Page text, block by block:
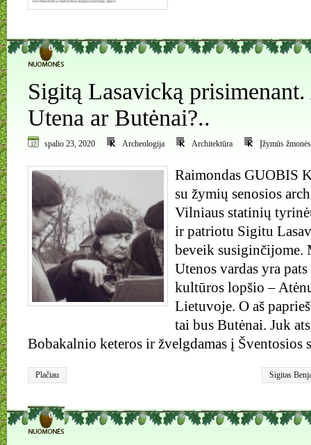
0
Sigitą Lasavicką
Utena ar Butėnai?..
spalio 23, 2020 Archeologija Architektūra Įžymūs žmonės
Raimondas GUOBIS
su žymių senosios
Vilniaus statinių
ir patriotu Sigitu
beveik susiginčijome.
Utenos vardas yra
kultūros lopšio –
Lietuvoje. O aš
tai bus Butėnai. Juk
Bobakalnio keteros ir žvelgdamas į
Plačiau Sigitas
0